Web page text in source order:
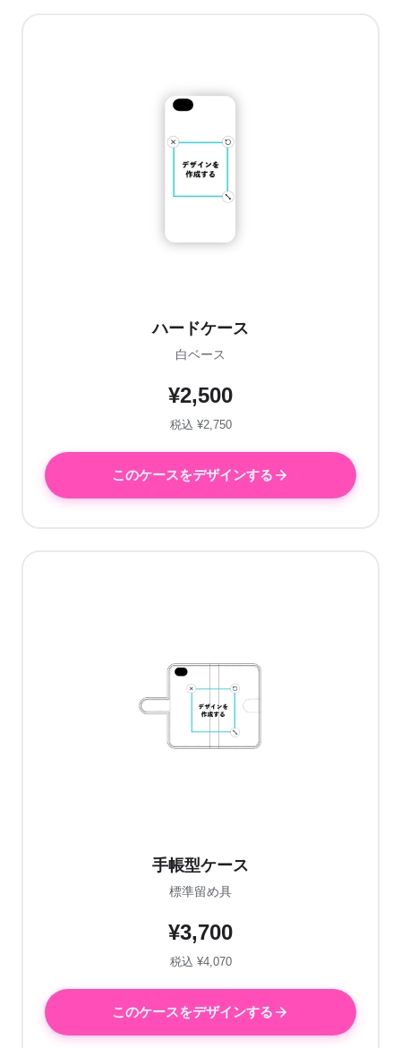
ハードケース
白ベース
¥2,500
税込 ¥2,750
このケースをデザインする
手帳型ケース
標準留め具
¥3,700
税込 ¥4,070
このケースをデザインする